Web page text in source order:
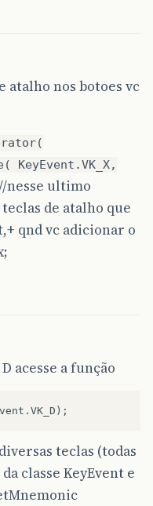
atalho nos botoes vc
KeyEvent.VK_X,
nesse ultimo
de atalho que
qnd vc adicionar o
acesse a função
teclas (todas
classe KeyEvent e